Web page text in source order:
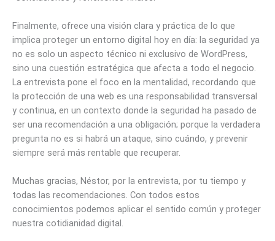
Finalmente, ofrece una visión clara y práctica de lo que
implica proteger un entorno digital hoy en día: la seguridad ya
no es solo un aspecto técnico ni exclusivo de WordPress,
sino una cuestión estratégica que afecta a todo el negocio.
La entrevista pone el foco en la mentalidad, recordando que
la protección de una web es una responsabilidad transversal
y continua, en un contexto donde la seguridad ha pasado de
ser una recomendación a una obligación; porque la verdadera
pregunta no es si habrá un ataque, sino cuándo, y prevenir
siempre será más rentable que recuperar.
Muchas gracias, Néstor, por la entrevista, por tu tiempo y
todas las recomendaciones. Con todos estos
conocimientos podemos aplicar el sentido común y proteger
nuestra cotidianidad digital.